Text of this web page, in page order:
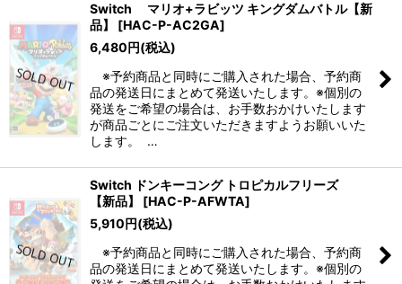
Switch マリオ+ラビッツ キングダムバトル【新
品】
[HAC-P-AC2GA]
6,480円(税込)
※予約商品と同時にご購入された場合、予約商
品の発送日にまとめて発送いたします。※個別の
発送をご希望の場合は、お手数おかけいたします
が商品ごとにご注文いただきますようお願いいた
します。 …
Switch ドンキーコング トロピカルフリーズ
【新品】
[HAC-P-AFWTA]
5,910円(税込)
※予約商品と同時にご購入された場合、予約商
品の発送日にまとめて発送いたします。※個別の